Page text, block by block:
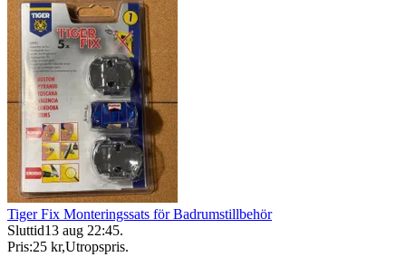
Tiger Fix Monteringssats för Badrumstillbehör
Sluttid13 aug 22:45.
Pris:25 kr,Utropspris.